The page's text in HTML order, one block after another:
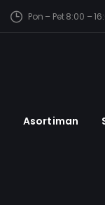
Pon – Pet 8:00 –
Asortiman